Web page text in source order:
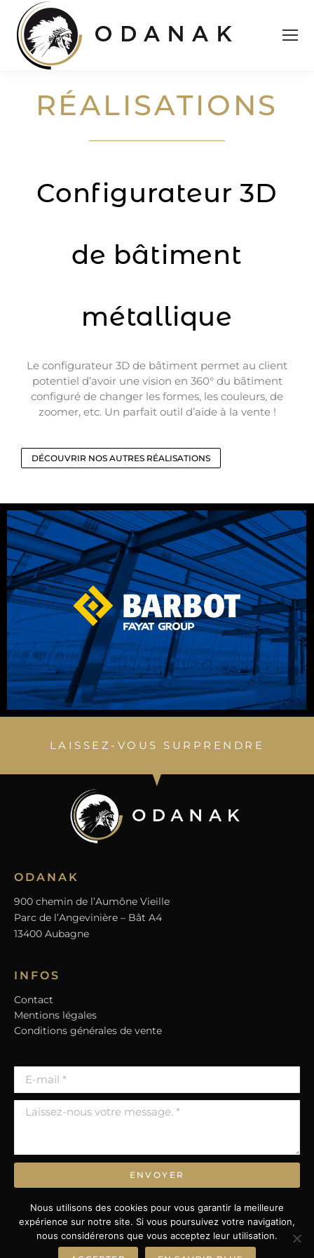
RÉALISATIONS
Configurateur 3D
de bâtiment
métallique
Le configurateur 3D de bâtiment permet au client
potentiel d’avoir une vision en 360° du bâtiment
configuré de changer les formes, les couleurs, de
zoomer, etc. Un parfait outil d’aide à la vente !
DÉCOUVRIR NOS AUTRES RÉALISATIONS
CONFIGURATEUR 3D BARBOT
FAYAT GROUP
Le Groupe Barbot Fayat est le leader européen de la
construction de bâtiments métalliques (hangars
agricoles, logistiques et industriels).
LAISSEZ-VOUS SURPRENDRE
ODANAK
900 chemin de l’Aumône Vieille
Parc de l’Angevinière – Bât A4
13400 Aubagne
INFOS
Contact
Mentions légales
Conditions générales de vente
ENVOYER
* Champs obligatoires.
Nous utilisons des cookies pour vous garantir la meilleure
expérience sur notre site. Si vous poursuivez votre navigation,
nous considérerons que vous acceptez leur utilisation.